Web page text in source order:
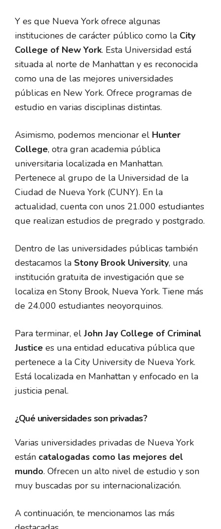
Y es que Nueva York ofrece algunas
instituciones de carácter público como la City
College of New York. Esta Universidad está
situada al norte de Manhattan y es reconocida
como una de las mejores universidades
públicas en New York. Ofrece programas de
estudio en varias disciplinas distintas.
Asimismo, podemos mencionar el Hunter
College, otra gran academia pública
universitaria localizada en Manhattan.
Pertenece al grupo de la Universidad de la
Ciudad de Nueva York (CUNY). En la
actualidad, cuenta con unos 21.000 estudiantes
que realizan estudios de pregrado y postgrado.
Dentro de las universidades públicas también
destacamos la Stony Brook University, una
institución gratuita de investigación que se
localiza en Stony Brook, Nueva York. Tiene más
de 24.000 estudiantes neoyorquinos.
Para terminar, el John Jay College of Criminal
Justice es una entidad educativa pública que
pertenece a la City University de Nueva York.
Está localizada en Manhattan y enfocado en la
justicia penal.
¿Qué universidades son privadas?
Varias universidades privadas de Nueva York
están catalogadas como las mejores del
mundo. Ofrecen un alto nivel de estudio y son
muy buscadas por su internacionalización.
A continuación, te mencionamos las más